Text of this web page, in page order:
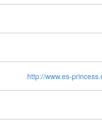
http://www.es-